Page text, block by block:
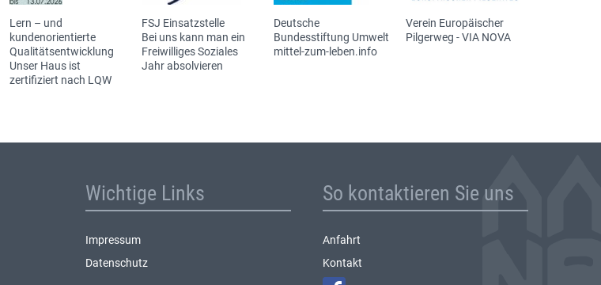
Lern – und
kundenorientierte
Qualitätsentwicklung
Unser Haus ist
zertifiziert nach LQW
FSJ Einsatzstelle
Bei uns kann man ein
Freiwilliges Soziales
Jahr absolvieren
Deutsche
Bundesstiftung Umwelt
mittel-zum-leben.info
Verein Europäischer
Pilgerweg - VIA NOVA
Wichtige Links
Impressum
Datenschutz
So kontaktieren Sie uns
Anfahrt
Kontakt